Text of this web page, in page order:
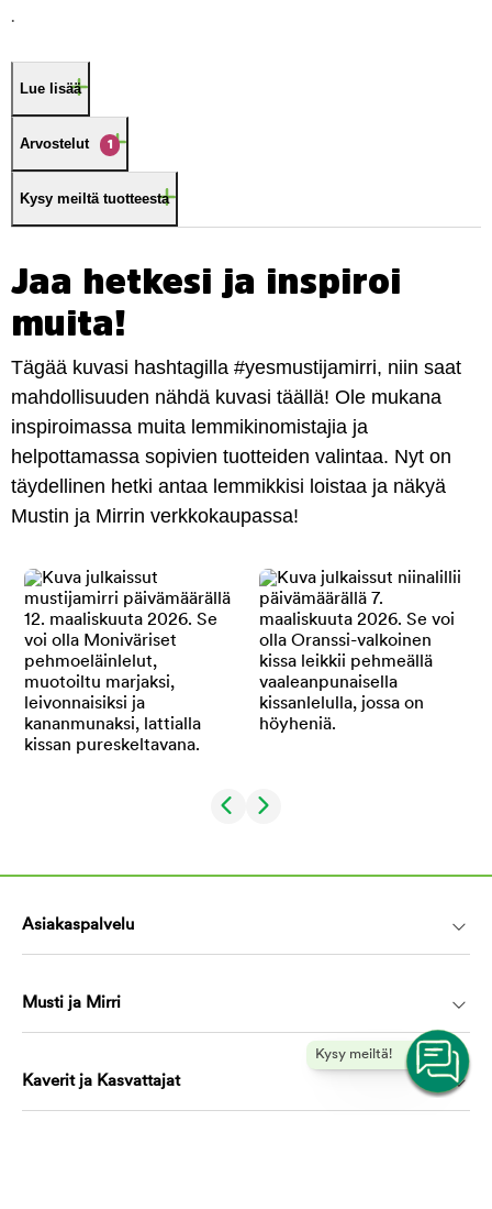
.
Lue lisää
Arvostelut 1
Kysy meiltä tuotteesta
Jaa hetkesi ja inspiroi
muita!
Tägää kuvasi hashtagilla #yesmustijamirri, niin saat
mahdollisuuden nähdä kuvasi täällä! Ole mukana
inspiroimassa muita lemmikinomistajia ja
helpottamassa sopivien tuotteiden valintaa. Nyt on
täydellinen hetki antaa lemmikkisi loistaa ja näkyä
Mustin ja Mirrin verkkokaupassa!
Kysy meiltä!
Asiakaspalvelu
Musti ja Mirri
Kaverit ja Kasvattajat